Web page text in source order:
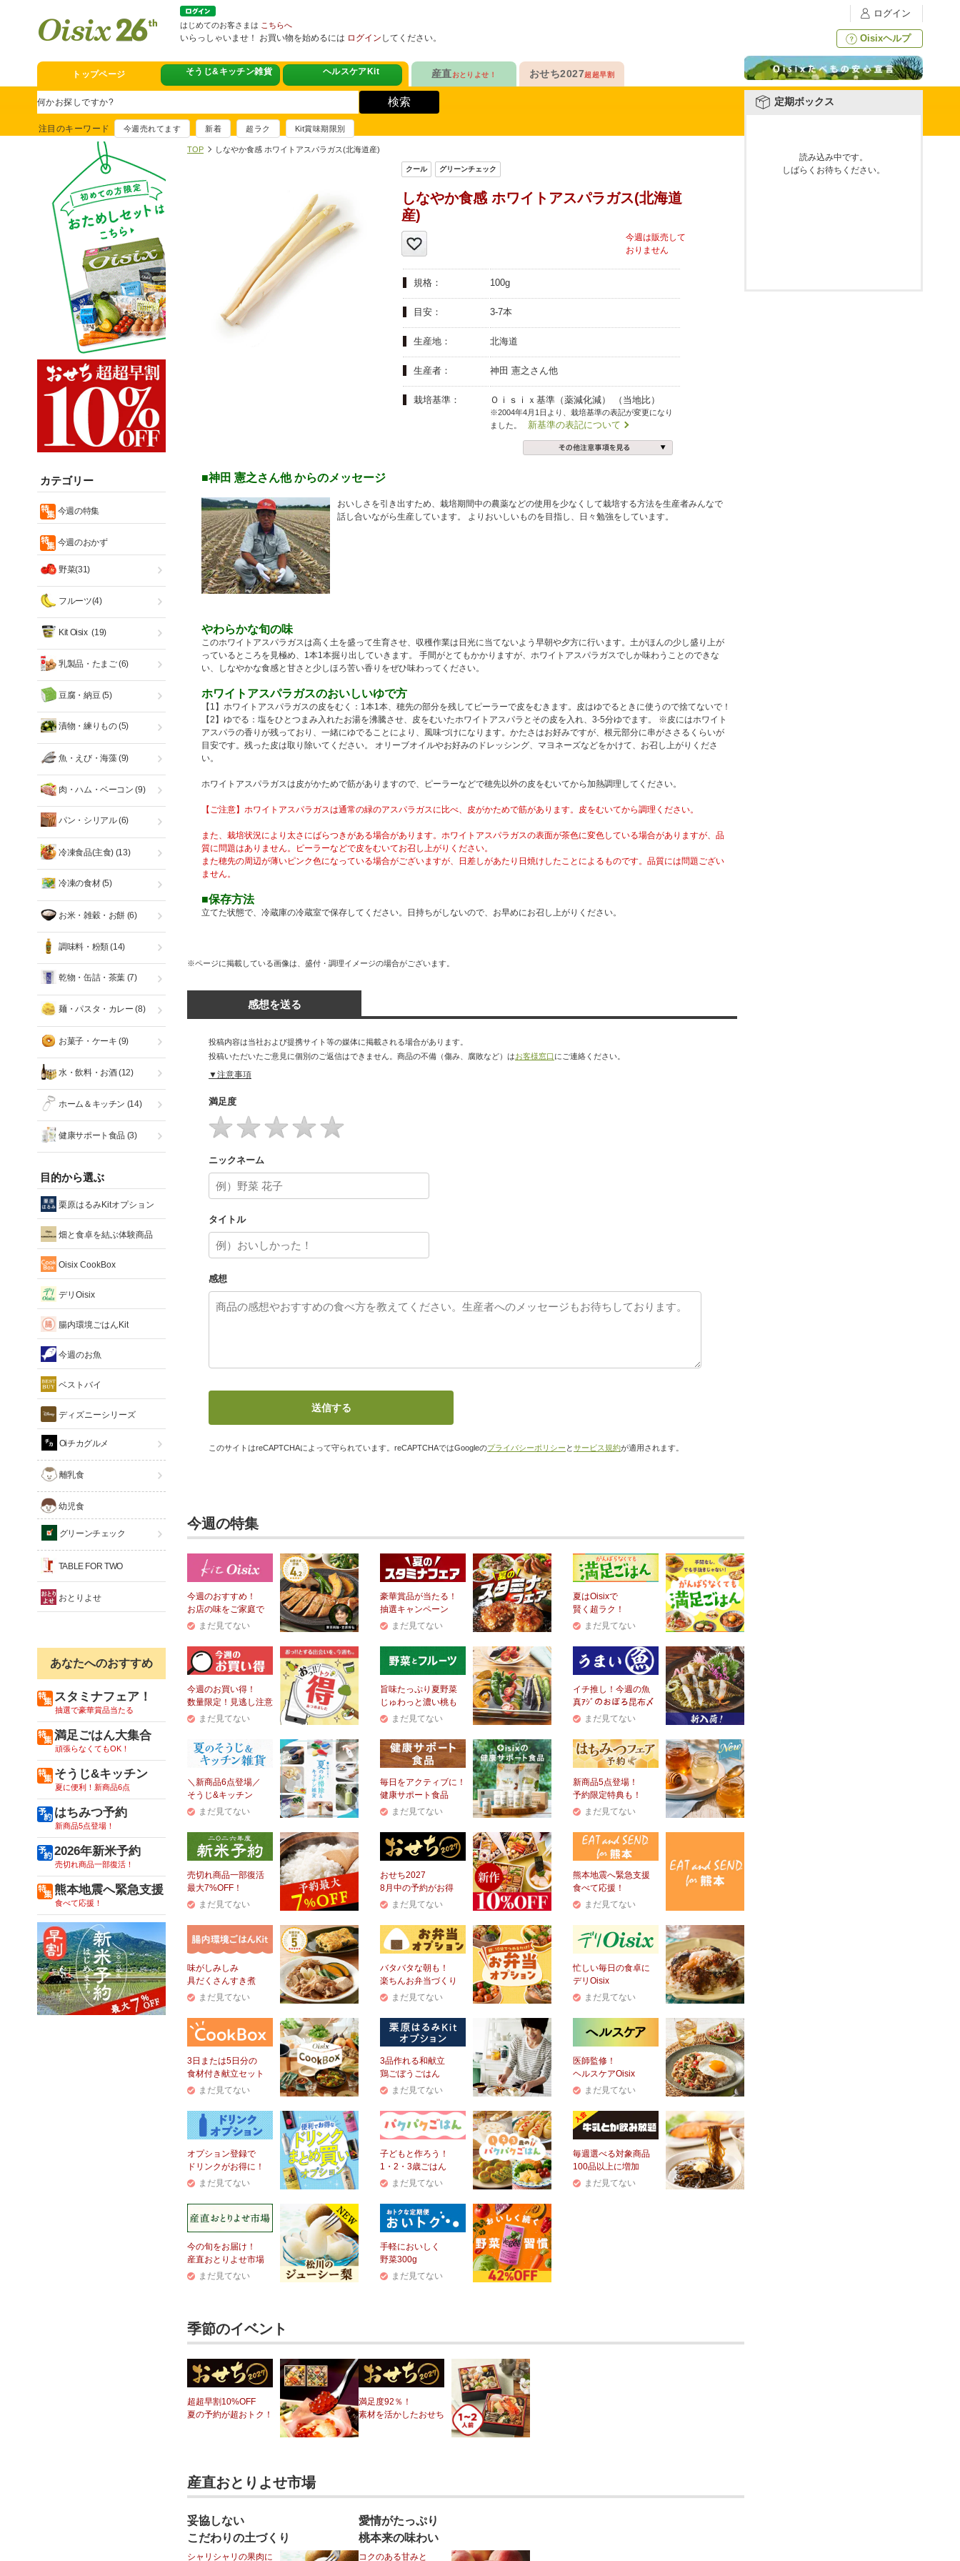
ログイン
Oisixヘルプ
はじめてのお客さまは こちらへ
いらっしゃいませ！ お買い物を始めるには ログイン してください。
トップページ そうじ&キッチン雑貨
豪華賞品が当たるチャンス
満足ごはん大集合
おすすめ！出汁付き肉吸い
そうじ&キッチン雑貨
夏に便利！新商品6点登場
熊本地震への緊急支援
寄付付き商品取り扱い中
ヘルスケアKit
ヘルスケアKit
健康サポート食品
3品作れるバランス献立
産直おとりよせ！
ナガノパープルも！
信州フルーツ定期便
人気No.3
貴重な黄桃食べ比べ
奥山さんの幸せの黄桃
モチモチ食感チーズ
おせち2027超超早割
人気「高砂」の
和風特化お重
人気ブランド監修！
人気品目を増量！
家族でたっぷり楽しむ
本格中華オードブル
検索
注目のキーワード 今週売れてます 新着 超ラク Kit賞味期限別
定期ボックス
読み込み中です。
しばらくお待ちください。
TOP しなやか食感 ホワイトアスパラガス(北海道産)
しなやか食感 ホワイトアスパラガス(北海道
産)
規格： 100g
目安： 3-7本
生産地： 北海道
生産者： 神田 憲之さん他
栽培基準： Ｏｉｓｉｘ基準（薬減化減） （当地比）
※2004年4月1日より、栽培基準の表記が変更になり
ました。 新基準の表記について
■神田 憲之さん他 からのメッセージ
おいしさを引き出すため、栽培期間中の農薬などの使用を少なくして栽培する方法を生産者みんなで
話し合いながら生産しています。 よりおいしいものを目指し、日々勉強をしています。
やわらかな旬の味
このホワイトアスパラガスは高く土を盛って生育させ、収穫作業は日光に当てないよう早朝や夕方に行います。土がほんの少し盛り上が
っているところを見極め、1本1本掘り出していきます。 手間がとてもかかりますが、ホワイトアスパラガスでしか味わうことのできな
い、しなやかな食感と甘さと少しほろ苦い香りをぜひ味わってください。
ホワイトアスパラガスのおいしいゆで方
【1】ホワイトアスパラガスの皮をむく：1本1本、穂先の部分を残してピーラーで皮をむきます。皮はゆでるときに使うので捨てないで！
【2】ゆでる：塩をひとつまみ入れたお湯を沸騰させ、皮をむいたホワイトアスパラとその皮を入れ、3-5分ゆでます。 ※皮にはホワイト
アスパラの香りが残っており、一緒にゆでることにより、風味づけになります。かたさはお好みですが、根元部分に串がささるくらいが
目安です。残った皮は取り除いてください。 オリーブオイルやお好みのドレッシング、マヨネーズなどをかけて、お召し上がりくださ
い。
ホワイトアスパラガスは皮がかためで筋がありますので、ピーラーなどで穂先以外の皮をむいてから加熱調理してください。
【ご注意】ホワイトアスパラガスは通常の緑のアスパラガスに比べ、皮がかためで筋があります。皮をむいてから調理ください。
また、栽培状況により太さにばらつきがある場合があります。ホワイトアスパラガスの表面が茶色に変色している場合がありますが、品
質に問題はありません。ピーラーなどで皮をむいてお召し上がりください。
また穂先の周辺が薄いピンク色になっている場合がございますが、日差しがあたり日焼けしたことによるものです。品質には問題ござい
ません。
■保存方法
立てた状態で、冷蔵庫の冷蔵室で保存してください。日持ちがしないので、お早めにお召し上がりください。
※ページに掲載している画像は、盛付・調理イメージの場合がございます。
感想を送る
投稿内容は当社および提携サイト等の媒体に掲載される場合があります。
投稿いただいたご意見に個別のご返信はできません。商品の不備（傷み、腐敗など）はお客様窓口 にご連絡ください。
▼注意事項
満足度
ニックネーム
タイトル
感想
このサイトはreCAPTCHAによって守られています。reCAPTCHAではGoogleのプライバシーポリシー とサービス規約が適用されます。
今週の特集
今週のおすすめ！
お店の味をご家庭で
まだ見てない
豪華賞品が当たる！
抽選キャンペーン
まだ見てない
夏はOisixで
賢く超ラク！
まだ見てない
今週のお買い得！
数量限定！見逃し注意
まだ見てない
旨味たっぷり夏野菜
じゅわっと濃い桃も
まだ見てない
イチ推し！今週の魚
真ｱｼﾞのおぼろ昆布〆
まだ見てない
＼新商品6点登場／
そうじ&キッチン
まだ見てない
毎日をアクティブに！
健康サポート食品
まだ見てない
新商品5点登場！
予約限定特典も！
まだ見てない
売切れ商品一部復活
最大7%OFF！
まだ見てない
おせち2027
8月中の予約がお得
まだ見てない
熊本地震へ緊急支援
食べて応援！
まだ見てない
味がしみしみ
具だくさんすき煮
まだ見てない
バタバタな朝も！
楽ちんお弁当づくり
まだ見てない
忙しい毎日の食卓に
デリOisix
まだ見てない
3日または5日分の
食材付き献立セット
まだ見てない
3品作れる和献立
鶏ごぼうごはん
まだ見てない
医師監修！
ヘルスケアOisix
まだ見てない
オプション登録で
ドリンクがお得に！
まだ見てない
子どもと作ろう！
1・2・3歳ごはん
まだ見てない
毎週選べる対象商品
100品以上に増加
まだ見てない
今の旬をお届け！
産直おとりよせ市場
まだ見てない
手軽においしく
野菜300g
まだ見てない
季節のイベント
超超早割10%OFF
夏の予約が超おトク！
満足度92％！
素材を活かしたおせち
産直おとりよせ市場
妥協しない
こだわりの土づくり
シャリシャリの果肉に
愛情がたっぷり
桃本来の味わい
コクのある甘みと
カテゴリー
今週の特集
今週のおかず
野菜(31)
フルーツ(4)
Kit Oisix (19)
乳製品・たまご(6)
豆腐・納豆(5)
漬物・練りもの(5)
魚・えび・海藻(9)
肉・ハム・ベーコン (9)
パン・シリアル(6)
冷凍食品(主食) (13)
冷凍の食材(5)
お米・雑穀・お餅 (6)
調味料・粉類(14)
乾物・缶詰・茶葉 (7)
麺・パスタ・カレー (8)
お菓子・ケーキ (9)
水・飲料・お酒(12)
ホーム＆キッチン (14)
健康サポート食品 (3)
目的から選ぶ
栗原はるみKitオプション
畑と食卓を結ぶ体験商品
Oisix CookBox
デリOisix
腸内環境ごはんKit
今週のお魚
ベストバイ
ディズニーシリーズ
Oiチカグルメ
離乳食
幼児食
グリーンチェック
TABLE FOR TWO
おとりよせ
あなたへのおすすめ
スタミナフェア！
抽選で豪華賞品当たる
満足ごはん大集合
頑張らなくてもOK！
そうじ&キッチン
夏に便利！新商品6点
はちみつ予約
新商品5点登場！
2026年新米予約
売切れ商品一部復活！
熊本地震へ緊急支援
食べて応援！